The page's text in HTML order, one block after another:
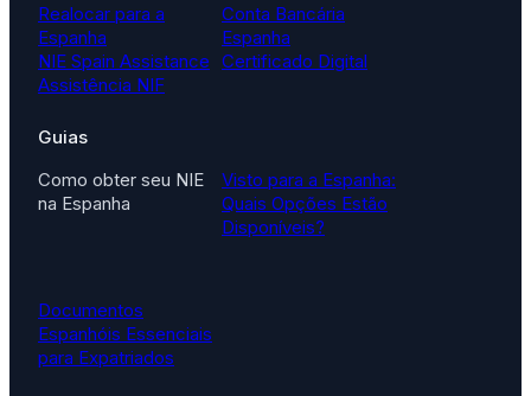
Realocar para a
Espanha
NIE Spain Assistance
Assistência NIF
Conta Bancária
Espanha
Certificado Digital
Guias
Como obter seu NIE
na Espanha
Visto para a Espanha:
Quais Opções Estão
Disponíveis?
Documentos
Espanhóis Essenciais
para Expatriados